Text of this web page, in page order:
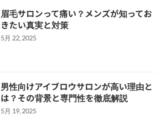
眉毛サロンって痛い？メンズが知ってお
きたい真実と対策
5月 22, 2025
男性向けアイブロウサロンが高い理由と
は？その背景と専門性を徹底解説
5月 19, 2025